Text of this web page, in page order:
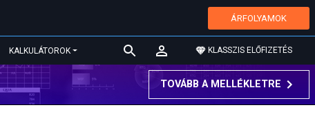
ÁRFOLYAMOK
KALKULÁTOROK KLASSZIS ELŐFIZETÉS
TOVÁBB A MELLÉKLETRE